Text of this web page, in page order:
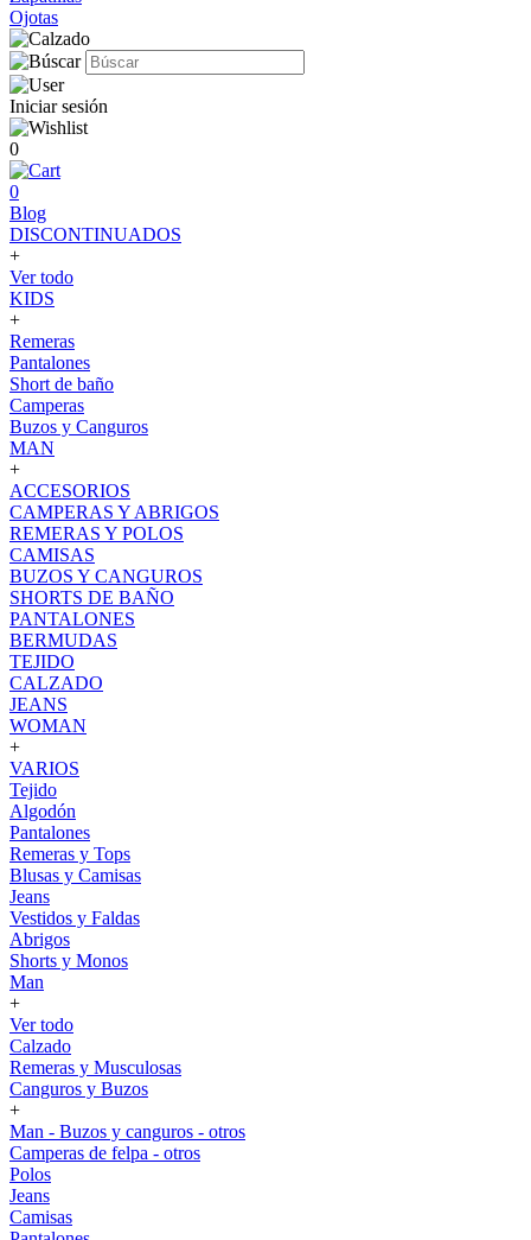
Ojotas
Iniciar sesión
0
0
Blog
DISCONTINUADOS
+
Ver todo
KIDS
+
Remeras
Pantalones
Short de baño
Camperas
Buzos y Canguros
MAN
+
ACCESORIOS
CAMPERAS Y ABRIGOS
REMERAS Y POLOS
CAMISAS
BUZOS Y CANGUROS
SHORTS DE BAÑO
PANTALONES
BERMUDAS
TEJIDO
CALZADO
JEANS
WOMAN
+
VARIOS
Tejido
Algodón
Pantalones
Remeras y Tops
Blusas y Camisas
Jeans
Vestidos y Faldas
Abrigos
Shorts y Monos
Man
+
Ver todo
Calzado
Remeras y Musculosas
Canguros y Buzos
+
Man - Buzos y canguros - otros
Camperas de felpa - otros
Polos
Jeans
Camisas